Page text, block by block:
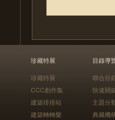
珍藏特展
珍藏特展
CCC創作集
建築排排站
建築轉轉樂
目錄導
聯合目
快速關
主題分
典藏機